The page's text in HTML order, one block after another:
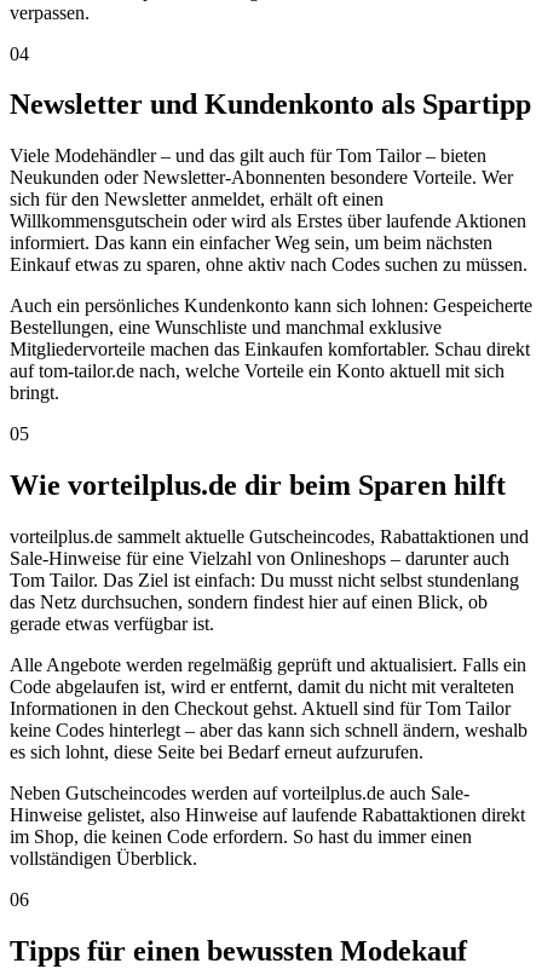
verpassen.
04
Newsletter und Kundenkonto als Spartipp
Viele Modehändler – und das gilt auch für Tom Tailor – bieten
Neukunden oder Newsletter-Abonnenten besondere Vorteile. Wer
sich für den Newsletter anmeldet, erhält oft einen
Willkommensgutschein oder wird als Erstes über laufende Aktionen
informiert. Das kann ein einfacher Weg sein, um beim nächsten
Einkauf etwas zu sparen, ohne aktiv nach Codes suchen zu müssen.
Auch ein persönliches Kundenkonto kann sich lohnen: Gespeicherte
Bestellungen, eine Wunschliste und manchmal exklusive
Mitgliedervorteile machen das Einkaufen komfortabler. Schau direkt
auf tom-tailor.de nach, welche Vorteile ein Konto aktuell mit sich
bringt.
05
Wie vorteilplus.de dir beim Sparen hilft
vorteilplus.de sammelt aktuelle Gutscheincodes, Rabattaktionen und
Sale-Hinweise für eine Vielzahl von Onlineshops – darunter auch
Tom Tailor. Das Ziel ist einfach: Du musst nicht selbst stundenlang
das Netz durchsuchen, sondern findest hier auf einen Blick, ob
gerade etwas verfügbar ist.
Alle Angebote werden regelmäßig geprüft und aktualisiert. Falls ein
Code abgelaufen ist, wird er entfernt, damit du nicht mit veralteten
Informationen in den Checkout gehst. Aktuell sind für Tom Tailor
keine Codes hinterlegt – aber das kann sich schnell ändern, weshalb
es sich lohnt, diese Seite bei Bedarf erneut aufzurufen.
Neben Gutscheincodes werden auf vorteilplus.de auch Sale-
Hinweise gelistet, also Hinweise auf laufende Rabattaktionen direkt
im Shop, die keinen Code erfordern. So hast du immer einen
vollständigen Überblick.
06
Tipps für einen bewussten Modekauf